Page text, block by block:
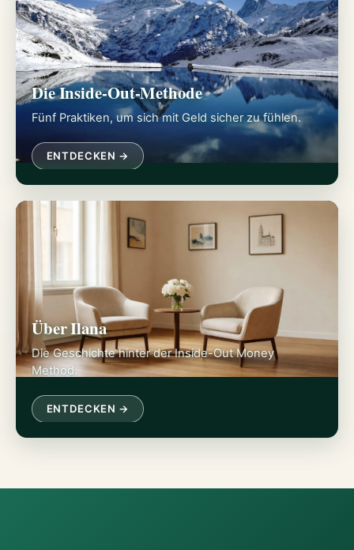
Die Inside-Out-Methode
Fünf Praktiken, um sich mit Geld sicher zu fühlen.
ENTDECKEN →
Über Ilana
Die Geschichte hinter der Inside-Out Money
Method.
ENTDECKEN →